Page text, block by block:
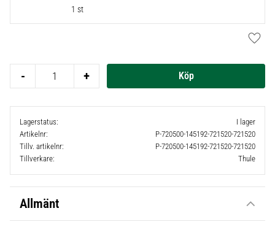
1 st
+
-
Lagerstatus
I lager
Artikelnr
P-720500-145192-721520-721520
Tillv. artikelnr
P-720500-145192-721520-721520
Tillverkare
Thule
Allmänt